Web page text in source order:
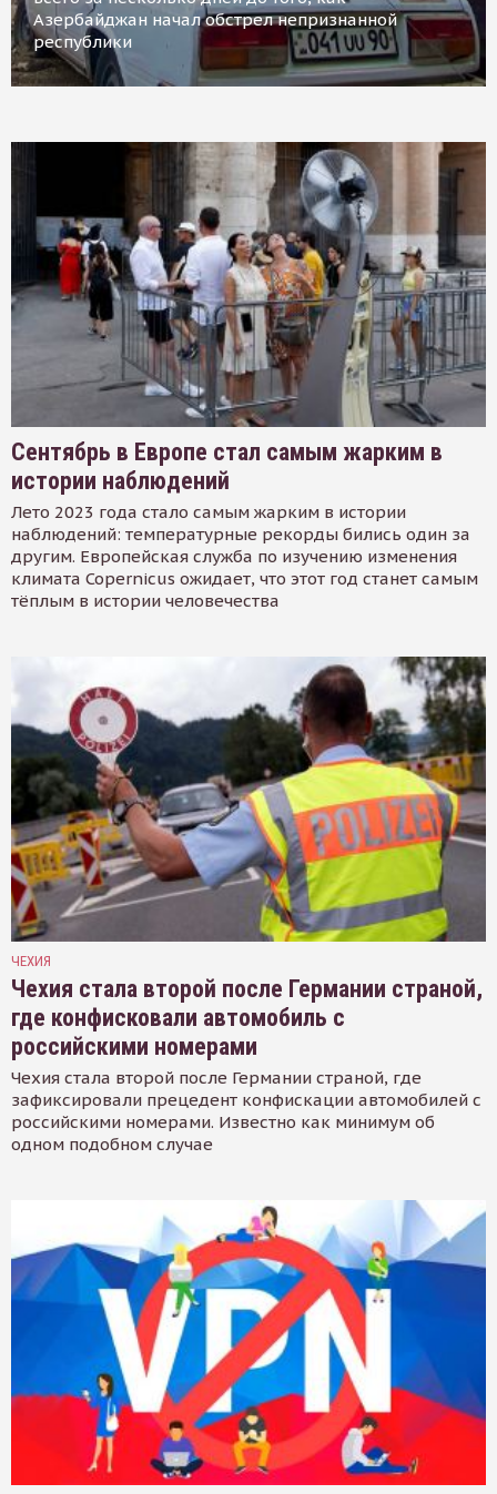
Азербайджан начал обстрел непризнанной
республики
Сентябрь в Европе стал самым жарким в
истории наблюдений
Лето 2023 года стало самым жарким в истории
наблюдений: температурные рекорды бились один за
другим. Европейская служба по изучению изменения
климата Copernicus ожидает, что этот год станет самым
тёплым в истории человечества
ЧЕХИЯ
Чехия стала второй после Германии страной,
где конфисковали автомобиль с
российскими номерами
Чехия стала второй после Германии страной, где
зафиксировали прецедент конфискации автомобилей с
российскими номерами. Известно как минимум об
одном подобном случае